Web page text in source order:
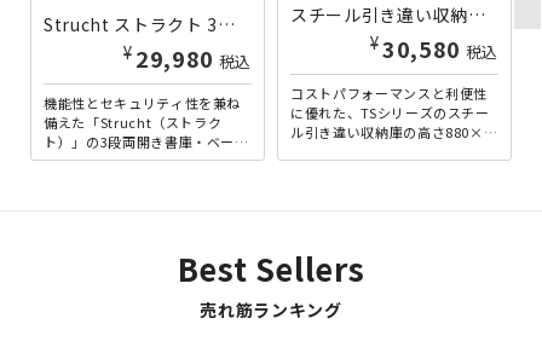
Strucht ストラクト 3段両開き書庫下置き完成セット ホワイト×ダークブラウン STR-8410HTB-WDB | 270883
¥ 29,980 税込
機能性とセキュリティ性を兼ね
備えた「Strucht（ストラク
ト）」の3段両開き書庫・ベー
ス・天板が揃った下置き用セッ
スチール引き違い収納庫 TSシリーズ W1200×D400×H880 ホワイトグレー HK-TS43S-WG | 533131
¥30,580 税込
コストパフォーマンスと利便性
に優れた、TSシリーズのスチー
ル引き違い収納庫の高さ880×幅
Best Sellers
売れ筋ランキング